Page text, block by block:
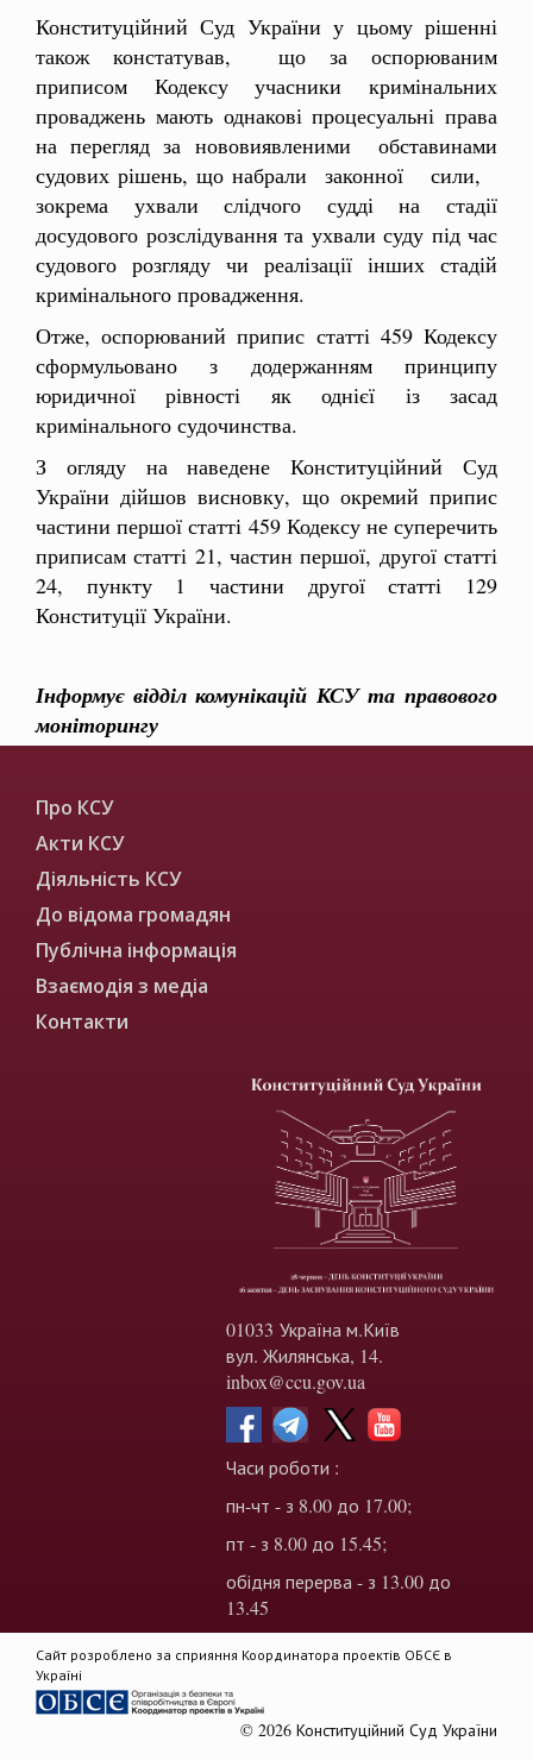
Конституційний Суд України у цьому рішенні
також констатував, що за оспорюваним
приписом Кодексу учасники кримінальних
проваджень мають однакові процесуальні права
на перегляд за нововиявленими обставинами
судових рішень, що набрали законної сили,
зокрема ухвали слідчого судді на стадії
досудового розслідування та ухвали суду під час
судового розгляду чи реалізації інших стадій
кримінального провадження.
Отже, оспорюваний припис статті 459 Кодексу
сформульовано з додержанням принципу
юридичної рівності як однієї із засад
кримінального судочинства.
З огляду на наведене Конституційний Суд
України дійшов висновку, що окремий припис
частини першої статті 459 Кодексу не суперечить
приписам статті 21, частин першої, другої статті
24, пункту 1 частини другої статті 129
Конституції України.
Інформує відділ комунікацій КСУ та правового
моніторингу
Про КСУ
Акти КСУ
Діяльність КСУ
До відома громадян
Публічна інформація
Взаємодія з медіа
Контакти
01033 Україна м.Київ
вул. Жилянська, 14.
inbox@ccu.gov.ua
Часи роботи :
пн-чт - з 8.00 до 17.00;
пт - з 8.00 до 15.45;
обідня перерва - з 13.00 до
13.45
Сайт розроблено за сприяння Координатора проектів ОБСЄ в
Україні
© 2026 Конституційний Суд України